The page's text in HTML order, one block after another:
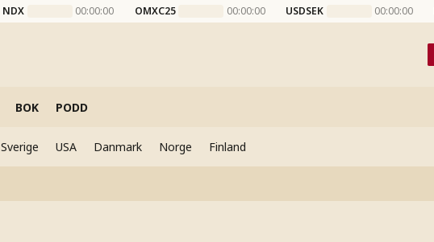
NDX 00:00:00 OMXC25 00:00:00 USDSEK 00:00:00
BOK PODD
Sverige USA Danmark Norge Finland